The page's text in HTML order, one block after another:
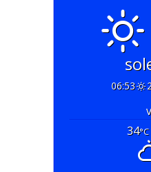
06:53
34°C